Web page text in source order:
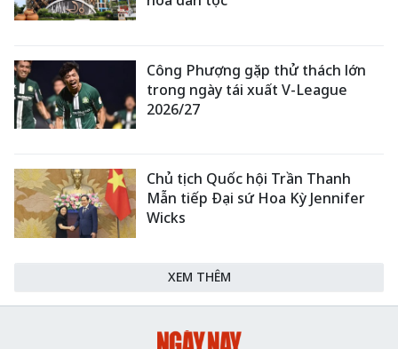
Công Phượng gặp thử thách lớn
trong ngày tái xuất V-League
2026/27
Chủ tịch Quốc hội Trần Thanh
Mẫn tiếp Đại sứ Hoa Kỳ Jennifer
Wicks
XEM THÊM